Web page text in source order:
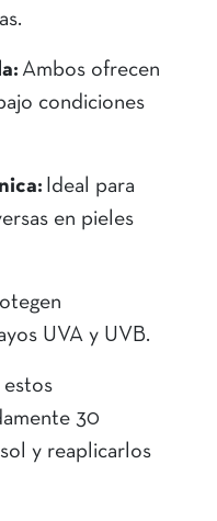
Ambos ofrecen
condiciones
Ideal para
en pieles
UVA y UVB.
estos
30
y reaplicarlos